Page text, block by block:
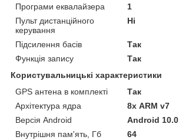
Програми еквалайзера
1
Пульт дистанційного
керування
Ні
Підсилення басів
Так
Функція запису
Так
Користувальницькі характеристики
GPS антена в комплекті
Так
Архітектура ядра
8х ARM v7
Версія Android
Android 10.0
Внутрішня пам'ять, Гб
64